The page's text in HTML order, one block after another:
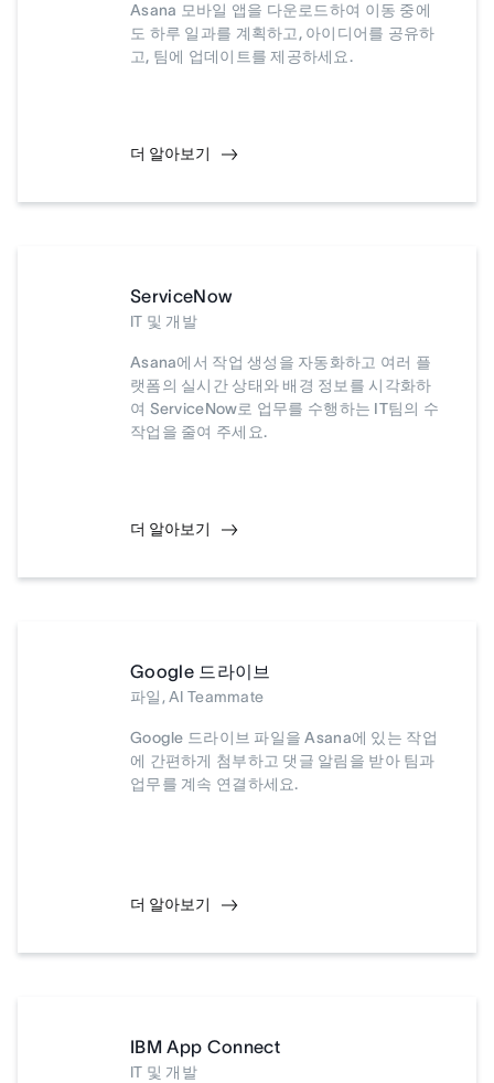
Asana 모바일 앱을 다운로드하여 이동 중에
도 하루 일과를 계획하고, 아이디어를 공유하
고, 팀에 업데이트를 제공하세요.
더 알아보기
ServiceNow
IT 및 개발
Asana에서 작업 생성을 자동화하고 여러 플
랫폼의 실시간 상태와 배경 정보를 시각화하
여 ServiceNow로 업무를 수행하는 IT팀의 수
작업을 줄여 주세요.
더 알아보기
Google 드라이브
파일, AI Teammate
Google 드라이브 파일을 Asana에 있는 작업
에 간편하게 첨부하고 댓글 알림을 받아 팀과
업무를 계속 연결하세요.
더 알아보기
IBM App Connect
IT 및 개발